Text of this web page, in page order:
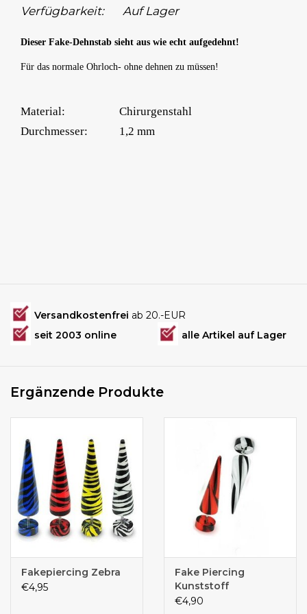
Verfügbarkeit:
Auf Lager
Dieser Fake-Dehnstab sieht aus wie echt aufgedehnt!
Für das normale Ohrloch- ohne dehnen zu müssen!
Material:
Chirurgenstahl
Durchmesser:
1,2 mm
Versandkostenfrei ab 20.-EUR
seit 2003 online
alle Artikel auf Lager
Ergänzende Produkte
Fakepiercing Zebra
€4,95
Fake Piercing
Kunststoff
€4,90